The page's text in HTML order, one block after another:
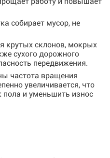
собирает мусор, не
крутых склонов, мокрых
сухого дорожного
передвижения.
частота вращения
увеличивается, что
пола и уменьшить износ